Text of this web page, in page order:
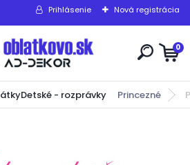
Prihlásenie Nová registrácia
0
Detské - rozprávky Princezné